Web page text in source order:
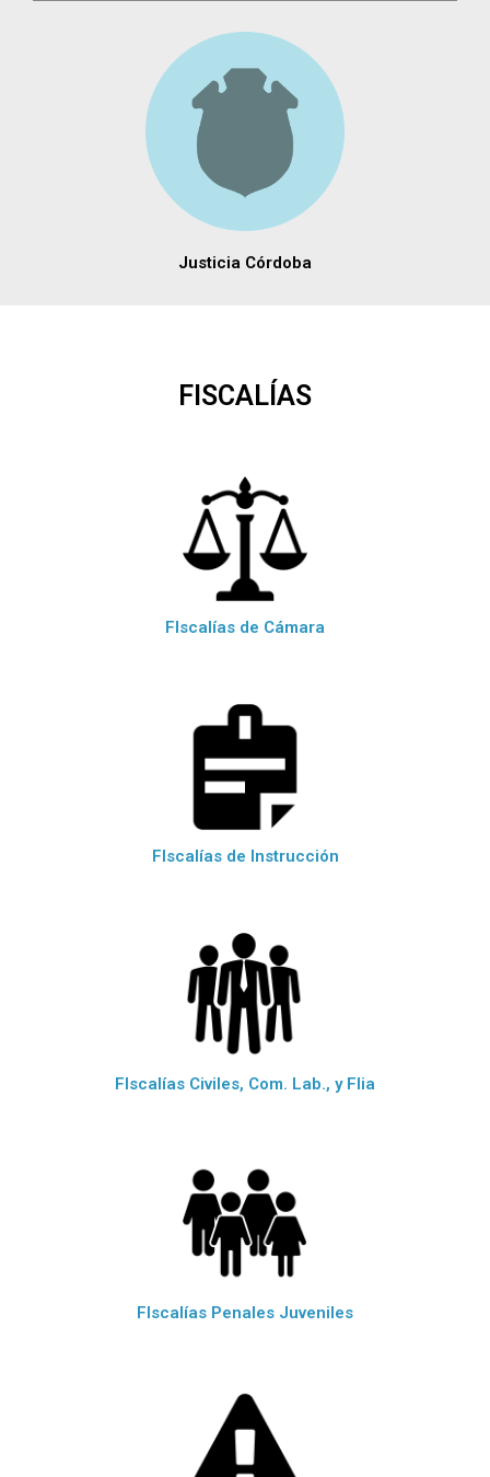
Justicia Córdoba
FISCALÍAS
FIscalías de Cámara
FIscalías de Instrucción
FIscalías Civiles, Com. Lab., y Flia
FIscalías Penales Juveniles